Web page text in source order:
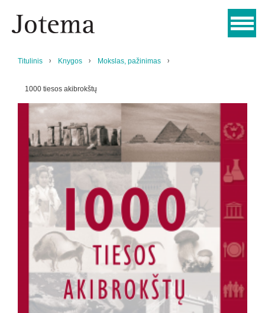
Titulinis Knygos Mokslas, pažinimas
1000 tiesos akibrokštų